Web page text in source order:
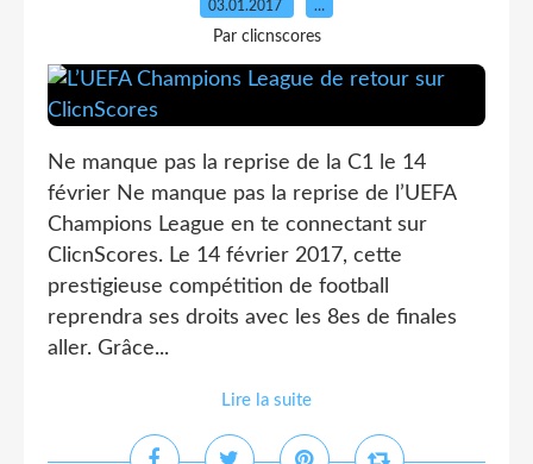
03.01.2017 …
Par clicnscores
Ne manque pas la reprise de la C1 le 14
février Ne manque pas la reprise de l’UEFA
Champions League en te connectant sur
ClicnScores. Le 14 février 2017, cette
prestigieuse compétition de football
reprendra ses droits avec les 8es de finales
aller. Grâce...
Lire la suite